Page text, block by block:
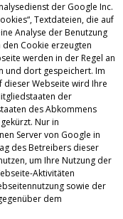
der Google Inc.
Textdateien, die auf
Analyse der Benutzung
Cookie erzeugten
werden in der Regel an
und dort gespeichert. Im
dieser Webseite wird Ihre
der
des Abkommens
Nur in
Server von Google in
des Betreibers dieser
um Ihre Nutzung der
Aktivitäten
sowie der
dem